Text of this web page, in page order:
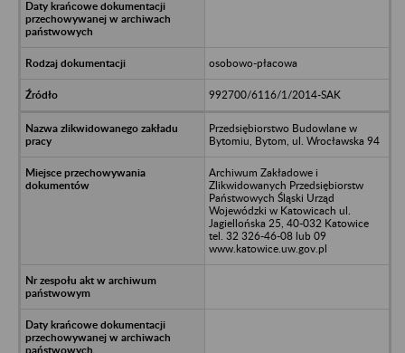
osobowo-płacowa
992700/6116/1/2014-SAK
Przedsiębiorstwo Budowlane w
Bytomiu, Bytom, ul. Wrocławska 94
Archiwum Zakładowe i
Zlikwidowanych Przedsiębiorstw
Państwowych Śląski Urząd
Wojewódzki w Katowicach ul.
Jagiellońska 25, 40-032 Katowice
tel. 32 326-46-08 lub 09
www.katowice.uw.gov.pl